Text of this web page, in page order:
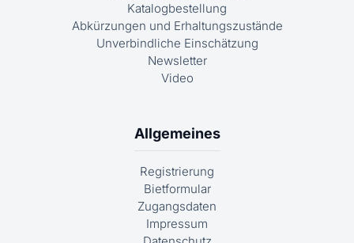
Katalogbestellung
Abkürzungen und Erhaltungszustände
Unverbindliche Einschätzung
Newsletter
Video
Allgemeines
Registrierung
Bietformular
Zugangsdaten
Impressum